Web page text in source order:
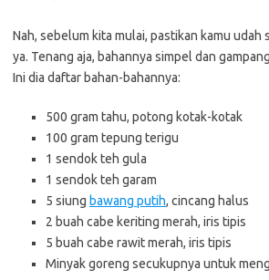
Nah, sebelum kita mulai, pastikan kamu udah
ya. Tenang aja, bahannya simpel dan
Ini dia daftar bahan-bahannya:
500 gram tahu, potong kotak-kotak
100 gram tepung terigu
1 sendok teh gula
1 sendok teh garam
5 siung bawang putih, cincang halus
2 buah cabe keriting merah, iris tipis
5 buah cabe rawit merah, iris tipis
Minyak goreng secukupnya untuk